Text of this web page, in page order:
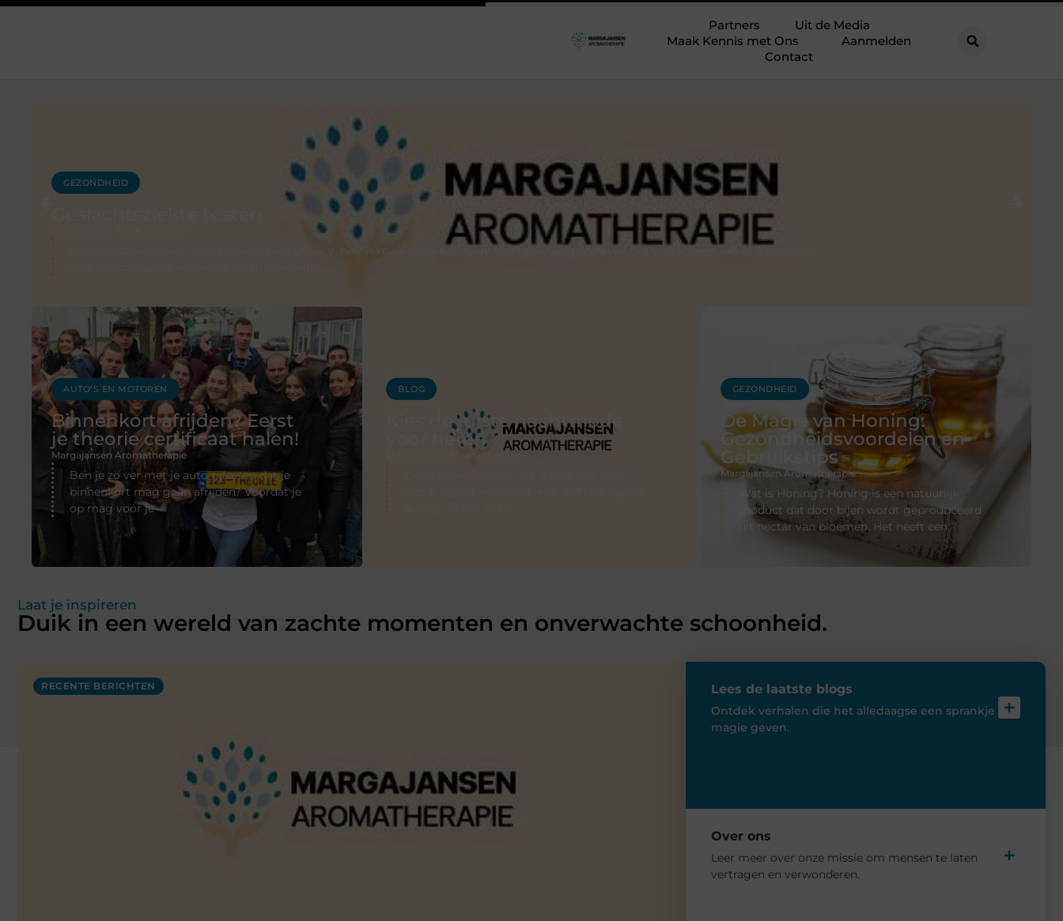
Partners
Uit de Media
Maak Kennis met Ons
Aanmelden
Contact
GEZONDHEID
Geslachtsziekte-tests voor thuisgebruik: privacy, beschikbare opties en nauwkeurigheid Afgezien van het voorkomen van ongewenste
AUTO’S EN MOTOREN
Binnenkort afrijden? Eerst
je theorie certificaat halen!
Margajansen Aromatherapie
Ben je zo ver met je auto rijlessen dat je
binnenkort mag gaan afrijden? Voordat je
op mag voor je
BLOG
Kies de juiste nachtmode
voor heren
Margajansen Aromatherapie
GEZONDHEID
De Magie van Honing:
Gezondheidsvoordelen en
Gebruikstips
Margajansen Aromatherapie
Wat is Honing? Honing is een natuurlijk
product dat door bijen wordt geproduceerd
uit nectar van bloemen. Het heeft een
Laat je inspireren
Duik in een wereld van zachte momenten en onverwachte schoonheid.
RECENTE BERICHTEN Lees de laatste blogs
Ontdek verhalen die het alledaagse een sprankje
magie geven.
Over ons
Leer meer over onze missie om mensen te laten
vertragen en verwonderen.